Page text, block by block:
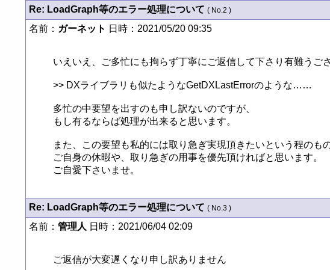
Re: LoadGraph等のエラー処理について ( No.2 )
名前： ガーネット 日時：2021/05/20 09:35
いえいえ、ご多忙にも拘らず丁寧にご返信して下さり有難うご
>> DXライブラリも似たようなGetDXLastErrorのような……
多忙の中要望を出すのも申し訳ないのですが、
もし有るならば処理が出来ると思います。
また、この要望も私的には取り急ぎ実現頂きたいという程のも
ご自身の休暇や、取り急ぎの用事を優先頂ければと思います。
ご自愛下さいませ。
Re: LoadGraph等のエラー処理について ( No.3 )
名前： 管理人 日時：2021/06/04 02:09
ご返信が大変遅くなり申し訳ありません